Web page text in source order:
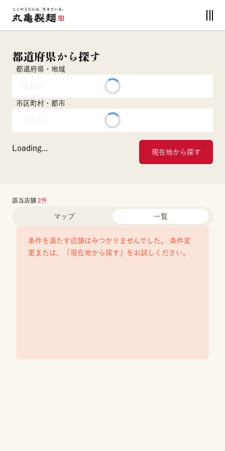
都道府県から探す
都道府県・地域
市区町村・都市
Loading... 現在地から探す
該当店舗 2件
マップ 一覧
条件を満たす店舗はみつかりませんでした。 条件変
更または、「現在地から探す」をお試しください。